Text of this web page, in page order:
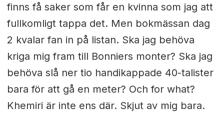
finns få saker som får en kvinna som jag att
fullkomligt tappa det. Men bokmässan dag
2 kvalar fan in på listan. Ska jag behöva
kriga mig fram till Bonniers monter? Ska jag
behöva slå ner tio handikappade 40-talister
bara för att gå en meter? Och for what?
Khemiri är inte ens där. Skjut av mig bara.